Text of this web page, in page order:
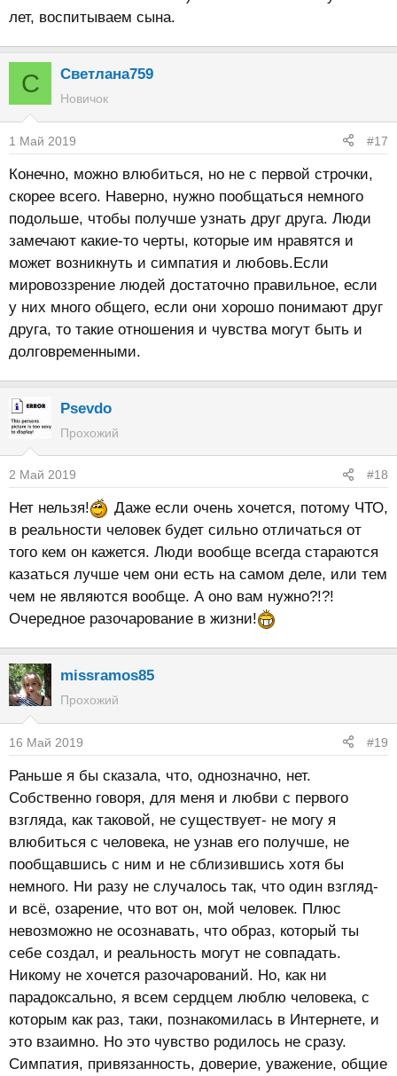
лет, воспитываем сына.
С Светлана759
Новичок
1 Май 2019 #17
Конечно, можно влюбиться, но не с первой строчки,
скорее всего. Наверно, нужно пообщаться немного
подольше, чтобы получше узнать друг друга. Люди
замечают какие-то черты, которые им нравятся и
может возникнуть и симпатия и любовь.Если
мировоззрение людей достаточно правильное, если
у них много общего, если они хорошо понимают друг
друга, то такие отношения и чувства могут быть и
долговременными.
Psevdo
Прохожий
2 Май 2019 #18
Нет нельзя!
Даже если очень хочется, потому ЧТО,
в реальности человек будет сильно отличаться от
того кем он кажется. Люди вообще всегда стараются
казаться лучше чем они есть на самом деле, или тем
чем не являются вообще. А оно вам нужно?!?!
Очередное разочарование в жизни!
missramos85
Прохожий
16 Май 2019 #19
Раньше я бы сказала, что, однозначно, нет.
Собственно говоря, для меня и любви с первого
взгляда, как таковой, не существует- не могу я
влюбиться с человека, не узнав его получше, не
пообщавшись с ним и не сблизившись хотя бы
немного. Ни разу не случалось так, что один взгляд-
и всё, озарение, что вот он, мой человек. Плюс
невозможно не осознавать, что образ, который ты
себе создал, и реальность могут не совпадать.
Никому не хочется разочарований. Но, как ни
парадоксально, я всем сердцем люблю человека, с
которым как раз, таки, познакомилась в Интернете, и
это взаимно. Но это чувство родилось не сразу.
Симпатия, привязанность, доверие, уважение, общие